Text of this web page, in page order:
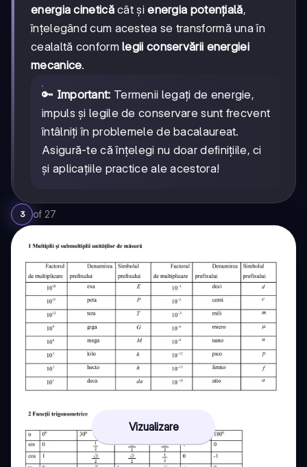
energia cineticăcât șienergia potențială,
înțelegând cum acestea se transformă una în
cealaltă conformlegii conservării energiei
mecanice.
🔑 Important: Termenii legați de energie,
impuls și legile de conservare sunt frecvent
întâlniți în problemele de bacalaureat.
Asigură-te că înțelegi nu doar definițiile, ci
și aplicațiile practice ale acestora!
3 of 27
Vizualizare